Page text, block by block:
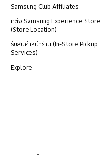
Samsung Club Affiliates
ที่ตั้ง Samsung Experience Store
(Store Location)
รับสินค้าหน้าร้าน (In-Store Pickup
Services)
Explore